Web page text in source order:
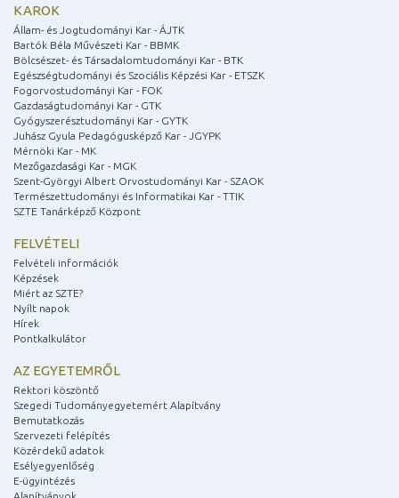
KAROK
Állam- és Jogtudományi Kar - ÁJTK
Bartók Béla Művészeti Kar - BBMK
Bölcsészet- és Társadalomtudományi Kar - BTK
Egészségtudományi és Szociális Képzési Kar - ETSZK
Fogorvostudományi Kar - FOK
Gazdaságtudományi Kar - GTK
Gyógyszerésztudományi Kar - GYTK
Juhász Gyula Pedagógusképző Kar - JGYPK
Mérnöki Kar - MK
Mezőgazdasági Kar - MGK
Szent-Györgyi Albert Orvostudományi Kar - SZAOK
Természettudományi és Informatikai Kar - TTIK
SZTE Tanárképző Központ
FELVÉTELI
Felvételi információk
Képzések
Miért az SZTE?
Nyílt napok
Hírek
Pontkalkulátor
AZ EGYETEMRŐL
Rektori köszöntő
Szegedi Tudományegyetemért Alapítvány
Bemutatkozás
Szervezeti felépítés
Közérdekű adatok
Esélyegyenlőség
E-ügyintézés